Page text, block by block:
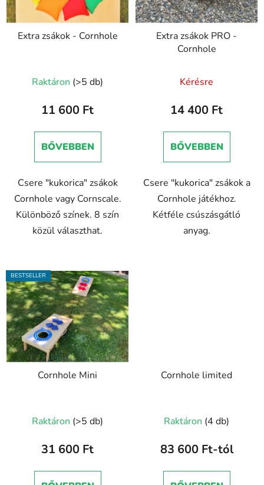
Extra zsákok - Cornhole
Raktáron (>5 db)
11 600 Ft
BŐVEBBEN
Csere "kukorica" zsákok
Cornhole vagy Cornscale.
Különböző színek. 8 szín
közül választhat.
Extra zsákok PRO -
Cornhole
Kérésre
14 400 Ft
BŐVEBBEN
Csere "kukorica" zsákok a
Cornhole játékhoz.
Kétféle csúszásgátló
anyag.
BESTSELLER
Cornhole Mini
termék
átlagos
5-
Raktáron (>5 db)
31 600 Ft
Cornhole limited
termék
átlagos
5-
Raktáron (4 db)
83 600 Ft-tól